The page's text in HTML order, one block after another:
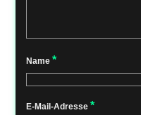
Name *
E-Mail-Adresse *